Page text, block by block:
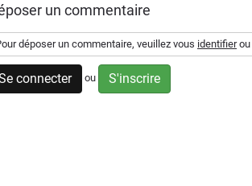
un commentaire
déposer un commentaire, veuillez vous identifierou
connecter ou S'inscrire